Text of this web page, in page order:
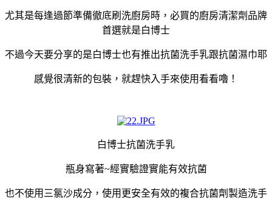
尤其是每逢過節準備徹底刷洗廚房時，必買的廚房清潔劑品牌
首選就是白博士
不過今天要分享的是白博士也有推出抗菌洗手乳跟抗菌濕巾耶
感覺很清新的包裝，就趕快入手來使用看看嚕！
白博士抗菌洗手乳
瓶身寫著~經實驗證實能有效抗菌
也不使用三氯沙成分，使用更安全有效的複合抗菌劑製造洗手